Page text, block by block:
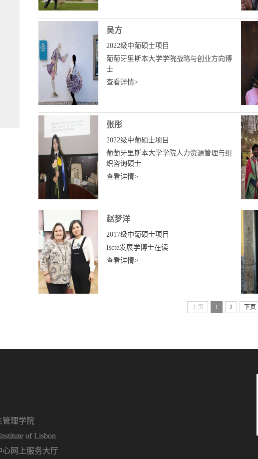
吴方
2022级中葡硕士项目
葡萄牙里斯本大学学院战略与创业方向博
士
查看详情>
张彤
2022级中葡硕士项目
葡萄牙里斯本大学学院人力资源管理与组
织咨询硕士
查看详情>
赵梦洋
2017级中葡硕士项目
Iscte发展学博士在读
查看详情>
上页 1 2 下页
管理学院
of Lisbon
网上服务大厅